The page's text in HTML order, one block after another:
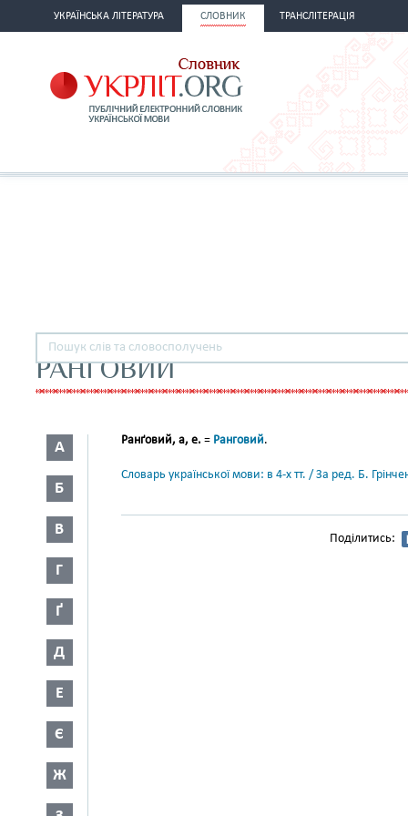
УКРАЇНСЬКА ЛІТЕРАТУРА СЛОВНИК ТРАНСЛІТЕРАЦІЯ
РАНҐОВИЙ
А
Б
В
Г
Ґ
Д
Е
Є
Ж
Ранґовий, а, е. = Ранговий.
Словарь української мови: в 4-х тт. / За ред. Б.
Поділитись: